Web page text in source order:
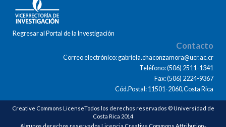
Regresar al Portal de la Investigación
Contacto
Correo electrónico: gabriela.chaconzamora@ucr.ac.cr
Teléfono: (506) 2511-1341
Fax: (506) 2224-9367
Cód.Postal: 11501-2060,Costa Rica
Creative Commons LicenseTodos los derechos reservados © Universidad de
Costa Rica 2014